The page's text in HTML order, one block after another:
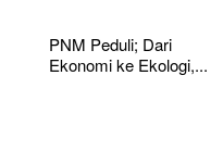
PNM Peduli; Dari
Ekonomi ke Ekologi,...